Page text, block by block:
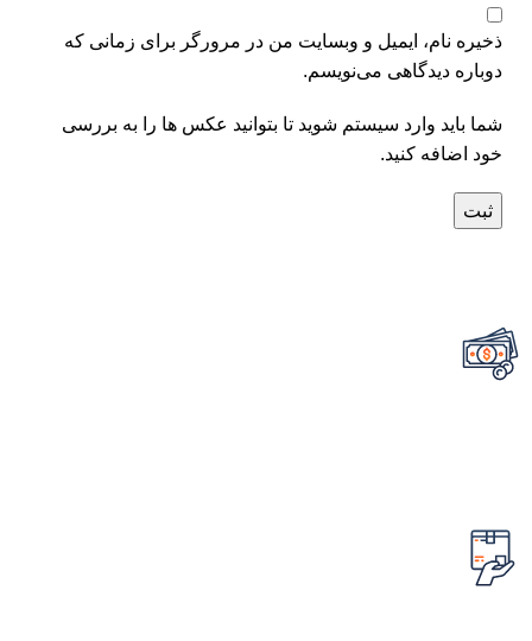
ذخیره نام، ایمیل و وبسایت من در مرورگر برای زمانی که
دوباره دیدگاهی می‌نویسم.
شما باید وارد سیستم شوید تا بتوانید عکس ها را به بررسی
خود اضافه کنید.